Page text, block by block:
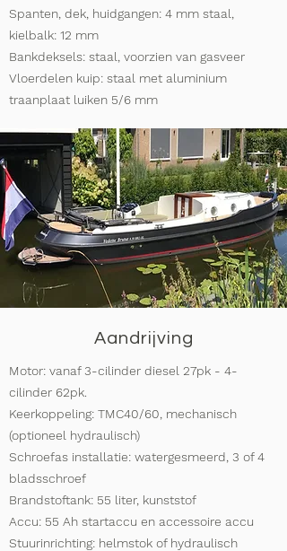
Spanten, dek, huidgangen: 4 mm staal,
kielbalk: 12 mm
Bankdeksels: staal, voorzien van gasveer
Vloerdelen kuip: staal met aluminium
traanplaat luiken 5/6 mm
Aandrijving
Motor: vanaf 3-cilinder diesel 27pk - 4-
cilinder 62pk.
Keerkoppeling: TMC40/60, mechanisch
(optioneel hydraulisch)
Schroefas installatie: watergesmeerd, 3 of 4
bladsschroef
Brandstoftank: 55 liter, kunststof
Accu: 55 Ah startaccu en accessoire accu
Stuurinrichting: helmstok of hydraulisch